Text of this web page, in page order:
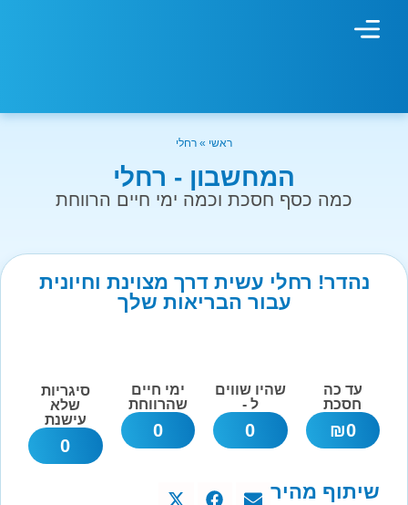
ראשי » רחלי
המחשבון - רחלי
כמה כסף חסכת וכמה ימי חיים הרווחת
נהדר! רחלי עשית דרך מצוינת וחיונית
עבור הבריאות שלך
עד כה
חסכת
0
₪
שהיו שווים
ל -
0
ימי חיים
שהרווחת
0
סיגריות
שלא
עישנת
0
שיתוף מהיר